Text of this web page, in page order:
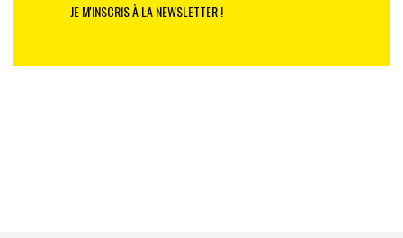
JE M'INSCRIS À LA NEWSLETTER !